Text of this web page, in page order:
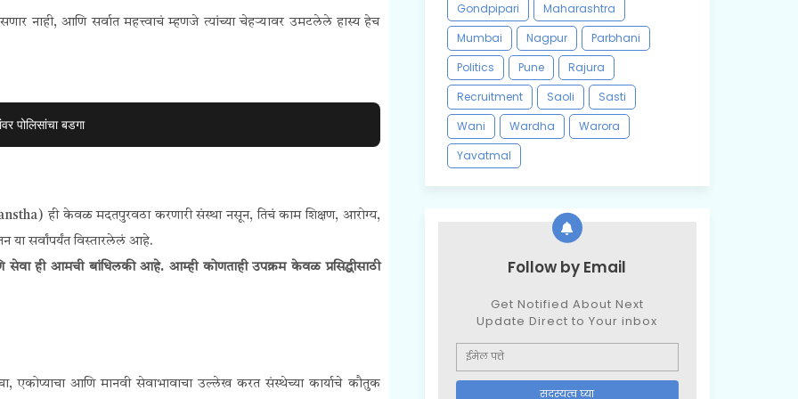
नाही, आणि सर्वात महत्त्वाचं म्हणजे त्यांच्या चेहऱ्यावर उमटलेले हास्य हेच
पोलिसांचा बडगा
ही केवळ मदतपुरवठा करणारी संस्था नसून, तिचं काम शिक्षण, आरोग्य,
सर्वांपर्यंत विस्तारलेलं आहे.
सेवा ही आमची बांधिलकी आहे. आम्ही कोणताही उपक्रम केवळ प्रसिद्धीसाठी
एकोप्याचा आणि मानवी सेवाभावाचा उल्लेख करत संस्थेच्या कार्याचे कौतुक
Gondpipari
Maharashtra
Mumbai
Nagpur
Parbhani
Politics
Pune
Rajura
Recruitment
Saoli
Sasti
Wani
Wardha
Warora
Yavatmal
Follow by Email
Get Notified About Next
Update Direct to Your inbox